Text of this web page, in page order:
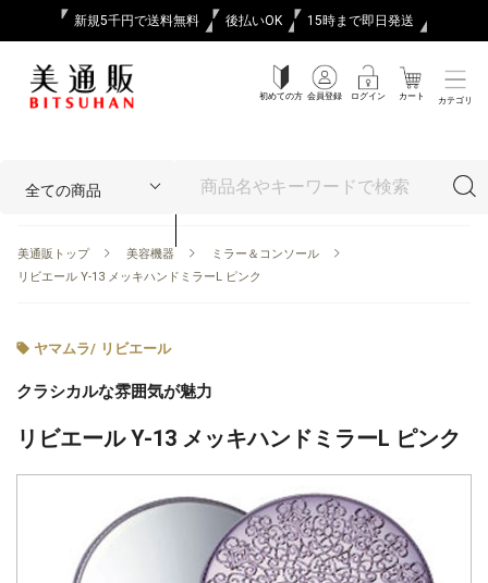
新規5千円で送料無料 後払いOK 15時まで即日発送
初めての方 会員登録 ログイン カート カテゴリ
美通販トップ 美容機器
ミラー＆コンソール
リビエール Y-13 メッキハンドミラーL ピンク
ヤマムラ/ リビエール
クラシカルな雰囲気が魅力
リビエール Y-13 メッキハンドミラーL ピンク